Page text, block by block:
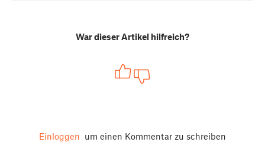
War dieser Artikel hilfreich?
Einloggen um einen Kommentar zu schreiben